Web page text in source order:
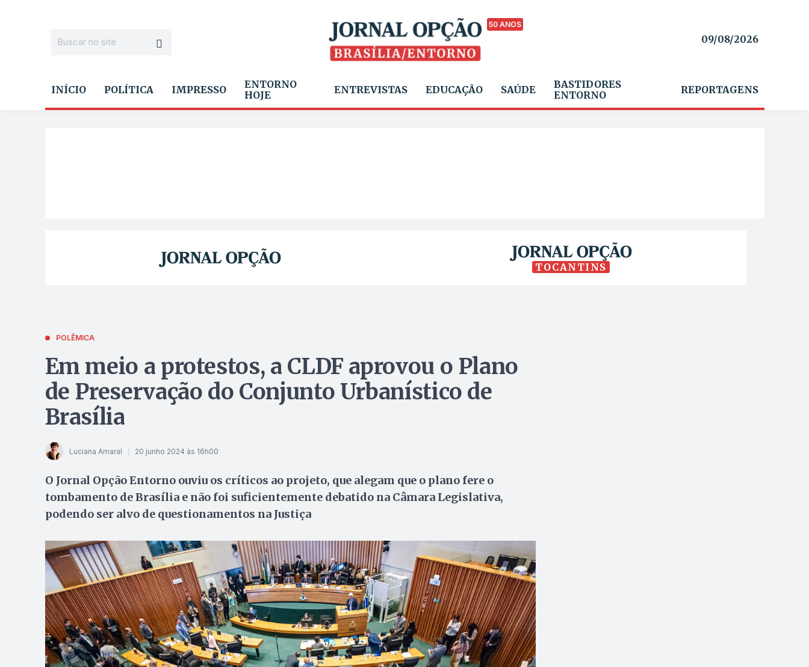
50 ANOS
09/08/2026
INÍCIO POLÍTICA IMPRESSO
ENTORNO
HOJE
ENTREVISTAS EDUCAÇÃO SAÚDE
BASTIDORES
ENTORNO
REPORTAGENS
TOCANTINS
POLÊMICA
Em meio a protestos, a CLDF aprovou o Plano
de Preservação do Conjunto Urbanístico de
Brasília
Luciana Amaral 20 junho 2024 às 16h00
O Jornal Opção Entorno ouviu os críticos ao projeto, que alegam que o plano fere o
tombamento de Brasília e não foi suficientemente debatido na Câmara Legislativa,
podendo ser alvo de questionamentos na Justiça